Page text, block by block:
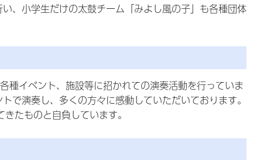
、小学生だけの太鼓チーム「みよし風の子」も各種団体
種イベント、施設等に招かれての演奏活動を行っていま
で演奏し、多くの方々に感動していただいております。
たものと自負しています。